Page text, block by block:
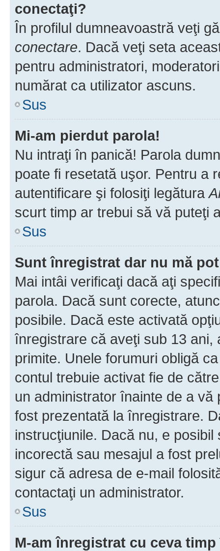
conectaţi?
În profilul dumneavoastră veţi
conectare. Dacă veţi seta
pentru administratori,
numărat ca utilizator ascuns.
Sus
Mi-am pierdut parola!
Nu intraţi în panică! Parola
poate fi resetată uşor. Pentru a
autentificare şi folosiţi legătura
scurt timp ar trebui să vă puteţi
Sus
Sunt înregistrat dar nu mă
Mai intâi verificaţi dacă aţi
parola. Dacă sunt corecte,
posibile. Dacă este activată
înregistrare că aveţi sub 13
primite. Unele forumuri obligă
contul trebuie activat fie de
un administrator înainte de a
fost prezentată la înregistrare.
instrucţiunile. Dacă nu, e
incorectă sau mesajul a fost
sigur că adresa de e-mail
contactaţi un administrator.
Sus
M-am înregistrat cu ceva